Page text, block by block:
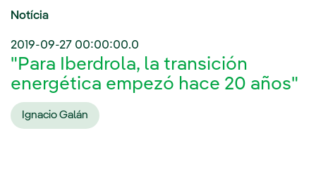
Notícia
2019-09-27 00:00:00.0
"Para Iberdrola, la transición
energética empezó hace 20 años"
Ignacio Galán